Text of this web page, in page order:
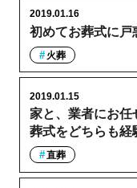
初めてお葬式に戸
2019.01.16
火葬
家と、業者にお任
葬式をどちらも経
2019.01.15
直葬